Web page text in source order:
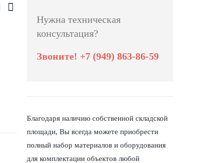
Нужна техническая
консультация?
Звоните! +7 (949) 863-86-59
Благодаря наличию собственной складской
площади, Вы всегда можете приобрести
полный набор материалов и оборудования
для комплектации объектов любой